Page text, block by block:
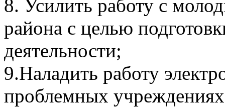
8. Усилить работу с
района с целью
деятельности;
9.Наладить работу
проблемных